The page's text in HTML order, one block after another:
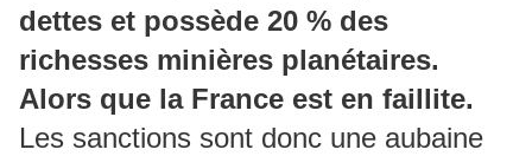
dettes et possède 20 % des
richesses minières planétaires.
Alors que la France est en faillite.
Les sanctions sont donc une aubaine